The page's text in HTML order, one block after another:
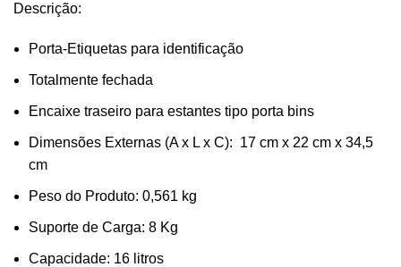
Descrição:
Porta-Etiquetas para identificação
Totalmente fechada
Encaixe traseiro para estantes tipo porta bins
Dimensões Externas (A x L x C): 17 cm x 22 cm x 34,5
cm
Peso do Produto: 0,561 kg
Suporte de Carga: 8 Kg
Capacidade: 16 litros